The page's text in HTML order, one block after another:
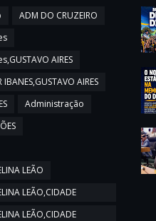
ADM DO CRUZEIRO
AIRES
AIRES
Administração
LEÃO
LEÃO,CIDADE
LEÃO,CIDADE